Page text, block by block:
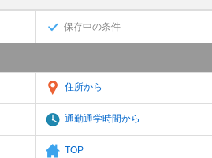
保存中の条件
住所から
通勤通学時間から
TOP